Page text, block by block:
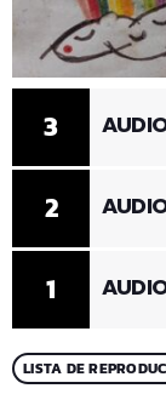
1
2
3
LISTA DE